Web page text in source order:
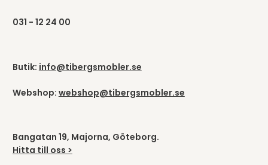
031 - 12 24 00
Butik: info@tibergsmobler.se
Webshop: webshop@tibergsmobler.se
Bangatan 19, Majorna, Göteborg.
Hitta till oss >